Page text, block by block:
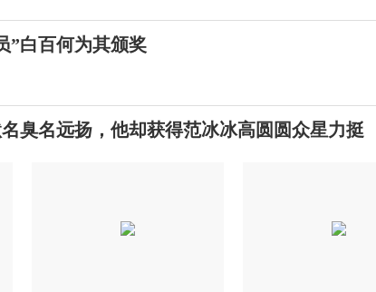
”白百何为其颁奖
臭名远扬，他却获得范冰冰高圆圆众星力挺